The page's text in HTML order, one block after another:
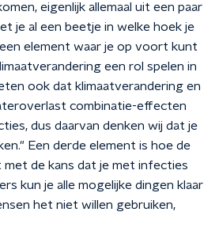
eigenlijk allemaal uit een paar
je al een beetje in welke hoek je
element waar je op voort kunt
een rol spelen in
ook dat klimaatverandering en
combinatie-effecten
dus daarvan denken wij dat je
Een derde element is hoe de
met de kans dat je met infecties
kun je alle mogelijke dingen klaar
het niet willen gebruiken,